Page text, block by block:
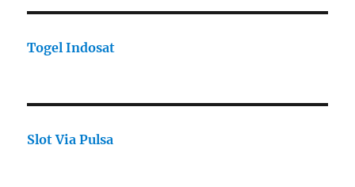
Togel Indosat
Slot Via Pulsa